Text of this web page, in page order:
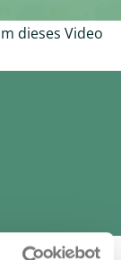
dieses Video